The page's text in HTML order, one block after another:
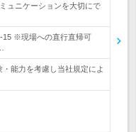
ュニケーションを大切にで
15 ※現場への直行直帰可
能力を考慮し当社規定によ